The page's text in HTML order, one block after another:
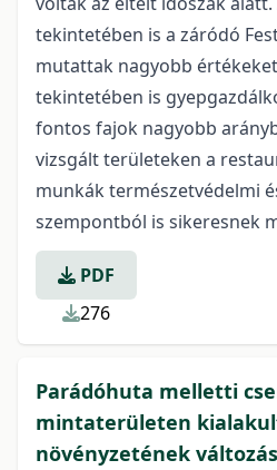
tekintetében is a záródó
mutattak nagyobb
tekintetében is
fontos fajok nagyobb
vizsgált területeken a
munkák természetvédelmi
szempontból is sikeresnek
PDF
276
Parádóhuta melletti
mintaterületen
növényzetének